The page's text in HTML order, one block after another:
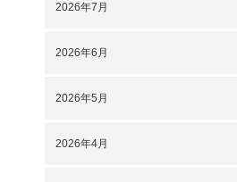
2026年7月
2026年6月
2026年5月
2026年4月